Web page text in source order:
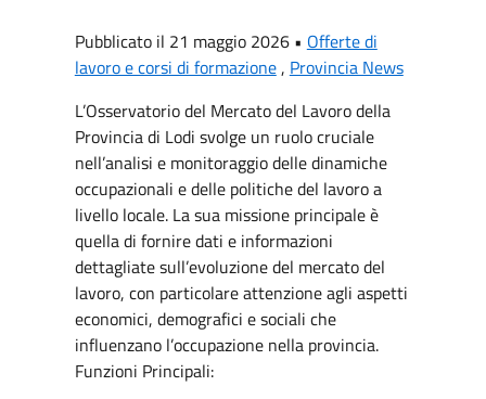
Pubblicato il 21 maggio 2026 • Offerte di
lavoro e corsi di formazione, Provincia News
L’Osservatorio del Mercato del Lavoro della
Provincia di Lodi svolge un ruolo cruciale
nell’analisi e monitoraggio delle dinamiche
occupazionali e delle politiche del lavoro a
livello locale. La sua missione principale è
quella di fornire dati e informazioni
dettagliate sull’evoluzione del mercato del
lavoro, con particolare attenzione agli aspetti
economici, demografici e sociali che
influenzano l’occupazione nella provincia.
Funzioni Principali: